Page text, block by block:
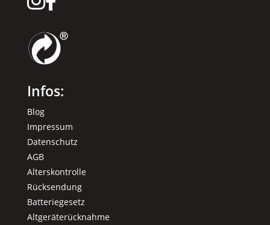
Infos:
Blog
Impressum
Datenschutz
AGB
Alterskontrolle
Rücksendung
Batteriegesetz
Altgeräterücknahme